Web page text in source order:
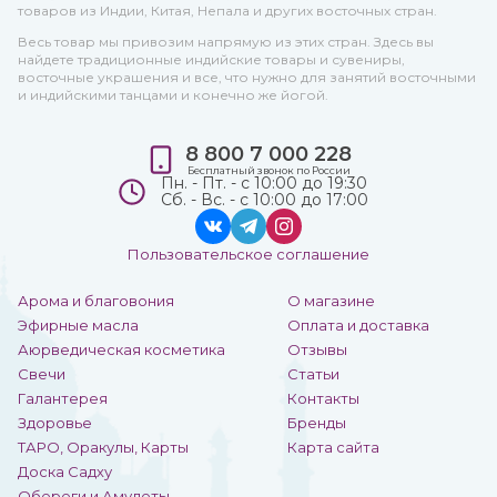
товаров из Индии, Китая, Непала и других восточных стран.
Весь товар мы привозим напрямую из этих стран. Здесь вы
найдете традиционные индийские товары и сувениры,
восточные украшения и все, что нужно для занятий восточными
и индийскими танцами и конечно же йогой.
Арома и благовония
Эфирные масла
Аюрведическая косметика
Свечи
Галантерея
Здоровье
ТАРО, Оракулы, Карты
Доска Садху
О магазине
Оплата и доставка
Отзывы
Статьи
Контакты
Бренды
Карта сайта
8 800 7 000 228
Бесплатный звонок по России
Пн. - Пт. - с 10:00 до 19:30
Сб. - Вс. - с 10:00 до 17:00
Пользовательское соглашение